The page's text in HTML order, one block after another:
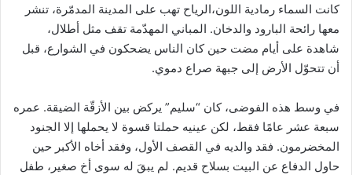
كانت السماء رمادية اللون،الرياح تهب على المدينة المدمّرة، تنشر
معها رائحة البارود والدخان. المباني المهدّمة تقف مثل أطلال،
شاهدة على أيام مضت حين كان الناس يضحكون في الشوارع، قبل
أن تتحوّل الأرض إلى جبهة صراع دموي.
في وسط هذه الفوضى، كان “سليم” يركض بين الأزقّة الضيقة. عمره
سبعة عشر عامًا فقط، لكن عينيه حملتا قسوة لا يحملها إلا الجنود
المخضرمون. فقد والديه في القصف الأول، وفقد أخاه الأكبر حين
حاول الدفاع عن البيت بسلاح قديم. لم يبقَ له سوى أخ صغير، طفل